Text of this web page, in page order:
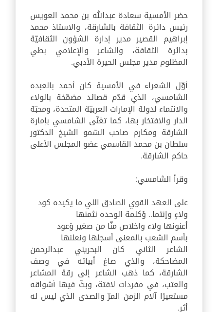
حضر الأمسية سعادة عبدالله بن محمد العويس
رئيس دائرة الثقافة بالشارقة، والاستاذ محمد
إبراهيم القصير مدير إدارة الشؤون الثقافيّة
بدائرة الثقافة، والشاعر والإعلامي بطي
المظلوم مدير مجلس الحيرة الأدبي.
أوّل الشعراء في الأمسية كان أحمد بالعبده
الشامسي، الذي قدّم قصائد مضمّخة بالولاء
والانتماء لدولة الإمارات العربيّة المتحدة، ومحبّة
الدار والافتخار بها، كما تغنّى الشامسي بإمارة
الشارقة ومكارم صاحب السّمو الشيخ الدكتور
سلطان بن محمد القاسمي عضو المجلس الأعلى
حاكم الشارقة.
وقرأ الشامسي:
على العهد القوي الصادق اللي ما يكيده كود
ولاءٍ وإنتما.. وْكلمة الوحده نثمنها
أعنونها ولاء واخلاص منّا من صغير وْعود
بأسم الشعب بالمعنى أسجلها ونعلنها
الشاعر الثاني كان البحريني عبدالرحمن
المضاحكة، والذي صاغ أبياته في وصف
الشارقة، كما ذهب الشاعر إلى رقة المشاعر
والعتب، في مفردات لافتة، وبثّ فيها أشواقه
مستعيرًا آلام الزمن المرّ والصدى الذي ليس له
أثر.